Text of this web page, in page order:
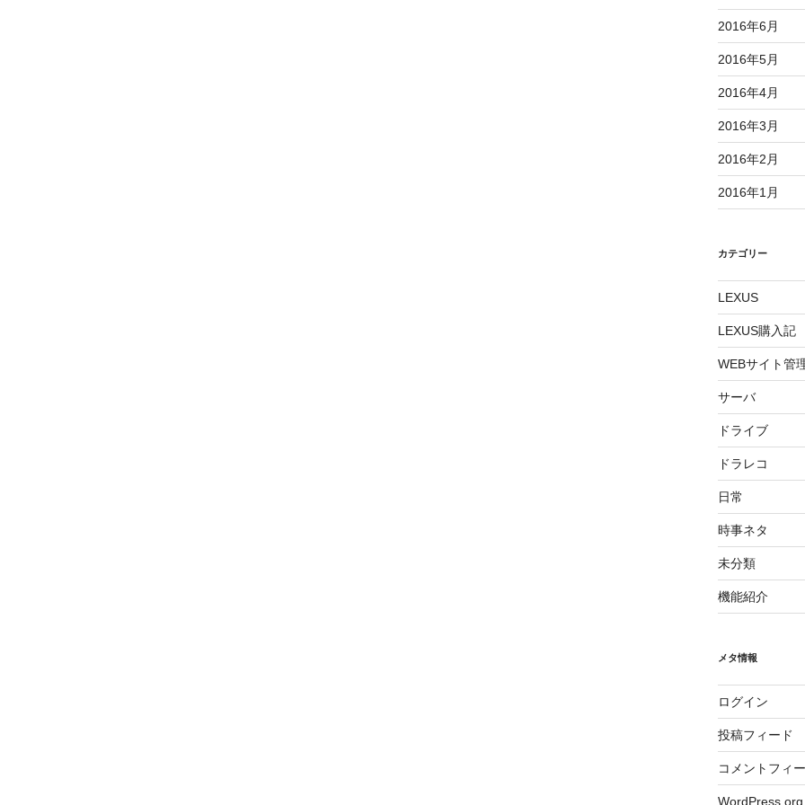
2016年6月
2016年5月
2016年4月
2016年3月
2016年2月
2016年1月
カテゴリー
LEXUS
LEXUS購入記
WEBサイト管
サーバ
ドライブ
ドラレコ
日常
時事ネタ
未分類
機能紹介
メタ情報
ログイン
投稿フィード
コメントフィ
WordPress.org